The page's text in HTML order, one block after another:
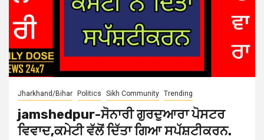
Jharkhand/Bihar Politics Sikh Community Trending
jamshedpur-ਸੋਨਾਰੀ ਗੁਰਦੁਆਰਾ ਪੋਸਟਰ
ਵਿਵਾਦ,ਕਮੇਟੀ ਵੱਲੋਂ ਦਿੱਤਾ ਗਿਆ ਸਪੱਸ਼ਟੀਕਰਨ.